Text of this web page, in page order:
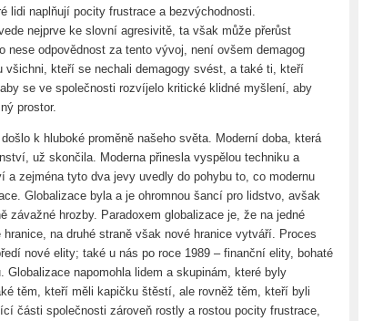
lidi naplňují pocity frustrace a bezvýchodnosti.
nejprve ke slovní agresivitě, ta však může přerůst
nese odpovědnost za tento vývoj, není ovšem demagog
všichni, kteří se nechali demagogy svést, a také ti, kteří
se ve společnosti rozvíjelo kritické klidné myšlení, aby
prostor.
k hluboké proměně našeho světa. Moderní doba, která
už skončila. Moderna přinesla vyspělou techniku a
a zejména tyto dva jevy uvedly do pohybu to, co modernu
Globalizace byla a je ohromnou šancí pro lidstvo, avšak
závažné hrozby. Paradoxem globalizace je, že na jedné
na druhé straně však nové hranice vytváří. Proces
nové elity; také u nás po roce 1989 – finanční elity, bohaté
Globalizace napomohla lidem a skupinám, které byly
těm, kteří měli kapičku štěstí, ale rovněž těm, kteří byli
části společnosti zároveň rostly a rostou pocity frustrace,